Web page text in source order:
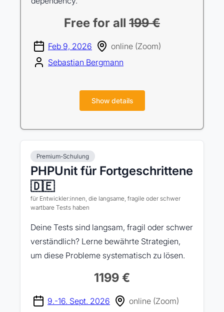
Free for all 199 €
Feb 9, 2026
online (Zoom)
Sebastian Bergmann
Show details
Premium-Schulung
PHPUnit für Fortgeschrittene
🇩🇪
für Entwickler:innen, die langsame, fragile oder schwer
wartbare Tests haben
Deine Tests sind langsam, fragil oder schwer
verständlich? Lerne bewährte Strategien,
um diese Probleme systematisch zu lösen.
1199 €
9.-16. Sept. 2026 online (Zoom)